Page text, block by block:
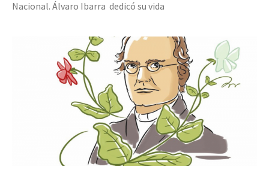
Nacional. Álvaro Ibarra dedicó su vida